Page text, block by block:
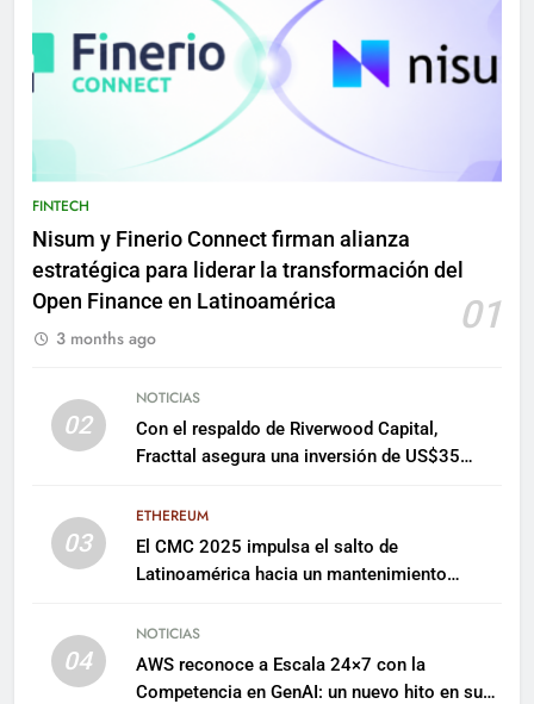
FINTECH
Nisum y Finerio Connect firman alianza
estratégica para liderar la transformación del
Open Finance en Latinoamérica
01
3 months ago
02
NOTICIAS
Con el respaldo de Riverwood Capital,
Fracttal asegura una inversión de US$35
03
ETHEREUM
El CMC 2025 impulsa el salto de
Latinoamérica hacia un mantenimiento
04
NOTICIAS
AWS reconoce a Escala 24×7 con la
Competencia en GenAI: un nuevo hito en su